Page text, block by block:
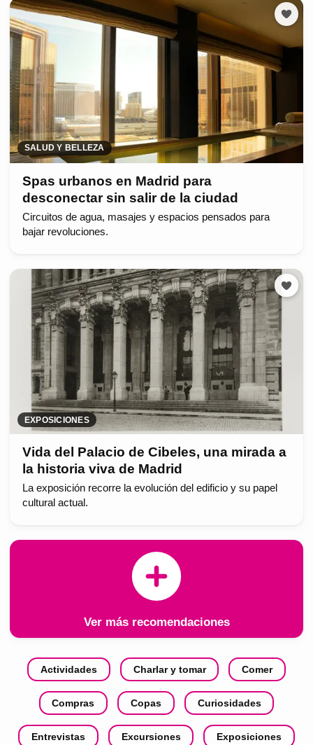
SALUD Y BELLEZA
Spas urbanos en Madrid para
desconectar sin salir de la ciudad
Circuitos de agua, masajes y espacios pensados para
bajar revoluciones.
EXPOSICIONES
Vida del Palacio de Cibeles, una mirada a
la historia viva de Madrid
La exposición recorre la evolución del edificio y su papel
cultural actual.
Ver más recomendaciones
Actividades Charlar y tomar Comer
Compras Copas Curiosidades
Entrevistas Excursiones Exposiciones